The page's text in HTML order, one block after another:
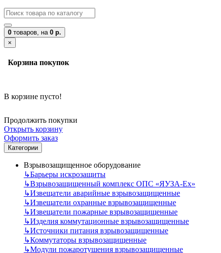
0 товаров, на 0 р.
×
Корзина покупок
В корзине пусто!
Продолжить покупки
Открыть корзину
Оформить заказ
Категории
Взрывозащищенное оборудование
↳Барьеры искрозащиты
↳Взрывозащищенный комплекс ОПС «ЯУЗА-Ех»
↳Извещатели аварийные взрывозащищенные
↳Извещатели охранные взрывозащищенные
↳Извещатели пожарные взрывозащищенные
↳Изделия коммутационные взрывозащищенные
↳Источники питания взрывозащищенные
↳Коммутаторы взрывозащищенные
↳Модули пожаротушения взрывозащищенные